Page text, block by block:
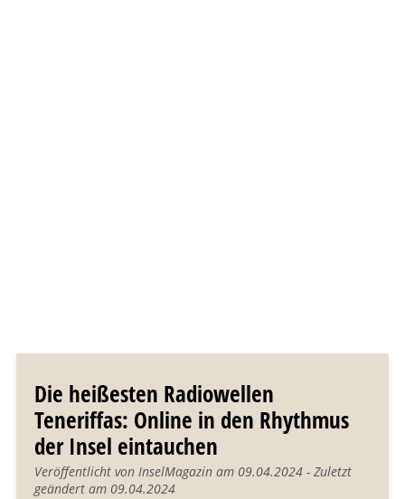
Die heißesten Radiowellen
Teneriffas: Online in den Rhythmus
der Insel eintauchen
Veröffentlicht von InselMagazin am 09.04.2024 - Zuletzt
geändert am 09.04.2024